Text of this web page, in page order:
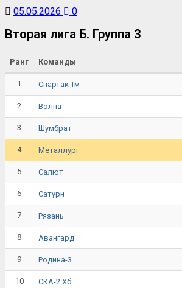
05.05.2026 0
Вторая лига Б. Группа 3
Ранг Команды
1 Спартак Тм
2 Волна
3 Шумбрат
4 Металлург
5 Салют
6 Сатурн
7 Рязань
8 Авангард
9 Родина-3
10 СКА-2 Хб